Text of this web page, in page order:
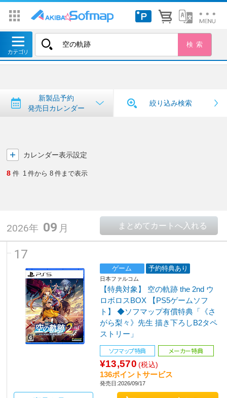
トップ ＞ 新製品予約・発売日カレンダー
新製品予約・発売日カレンダー
新製品予約
発売日カレンダー
絞り込み検索
カレンダー表示設定
8 件 1 件から 8 件まで表示
2026年 09 月
17
ゲーム 予約特典あり
日本ファルコム
【特典対象】 空の軌跡 the 2nd ウ
ロボロスBOX 【PS5ゲームソフ
ト】 ◆ソフマップ有償特典「《さ
がら梨々》先生 描き下ろしB2タペ
ストリー」
ソフマップ特典
メーカー特典
¥13,570 (税込)
136ポイントサービス
発売日:2026/09/17